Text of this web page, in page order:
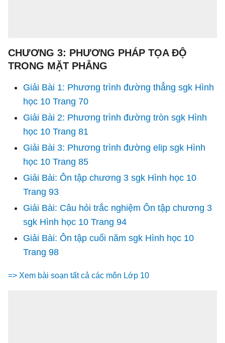
CHƯƠNG 3: PHƯƠNG PHÁP TỌA ĐỘ
TRONG MẶT PHẲNG
Giải Bài 1: Phương trình đường thẳng sgk Hình
học 10 Trang 70
Giải Bài 2: Phương trình đường tròn sgk Hình
học 10 Trang 81
Giải Bài 3: Phương trình đường elip sgk Hình
học 10 Trang 85
Giải Bài: Ôn tập chương 3 sgk Hình học 10
Trang 93
Giải Bài: Câu hỏi trắc nghiệm Ôn tập chương 3
sgk Hình học 10 Trang 94
Giải Bài: Ôn tập cuối năm sgk Hình học 10
Trang 98
=> Xem bài soạn tất cả các môn Lớp 10